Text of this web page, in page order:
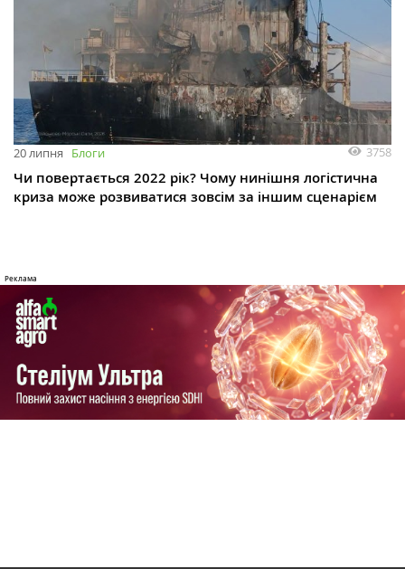
20 липня Блоги 3758
Чи повертається 2022 рік? Чому нинішня логістична
криза може розвиватися зовсім за іншим сценарієм